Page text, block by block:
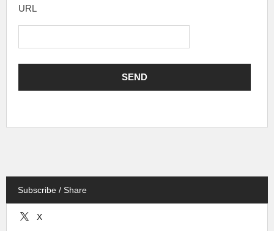
URL
Subscribe / Share
X